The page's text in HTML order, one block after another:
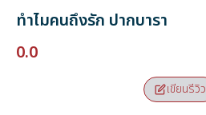
ทำไมคนถึงรัก ปากบารา
0.0
เขียนรีวิว